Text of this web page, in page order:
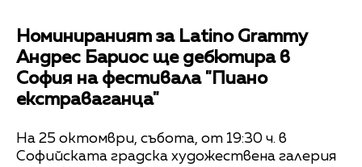
Номинираният за Latino Grammy
Андрес Бариос ще дебютира в
София на фестивала "Пиано
екстраваганца"
На 25 октомври, събота, от 19:30 ч. в
Софийската градска художествена галерия